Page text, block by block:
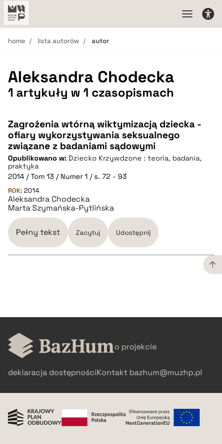
home lista autorów autor
Aleksandra Chodecka
1 artykuły w 1 czasopismach
Zagrożenia wtórną wiktymizacją dziecka -
ofiary wykorzystywania seksualnego
związane z badaniami sądowymi
Opublikowano w: Dziecko Krzywdzone : teoria, badania,
praktyka
2014 / Tom 13 / Numer 1 / s. 72 - 93
ROK: 2014
Aleksandra Chodecka
Marta Szymańska-Pytlińska
Pełny tekst Zacytuj Udostępnij
pobierz cytat
BIBTEX
pobierz cytat
o projekcie
deklaracja dostępnościKontakt bazhum@muzhp.pl